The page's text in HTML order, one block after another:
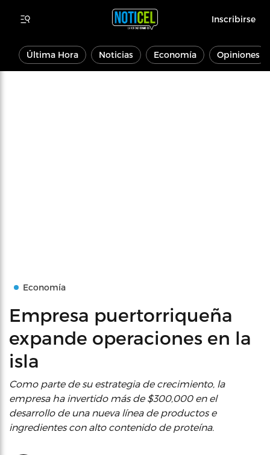
Inscribirse
Última Hora Noticias Economía Opiniones
Economía
Empresa puertorriqueña
expande operaciones en la
isla
Como parte de su estrategia de crecimiento, la
empresa ha invertido más de $300,000 en el
desarrollo de una nueva línea de productos e
ingredientes con alto contenido de proteína.